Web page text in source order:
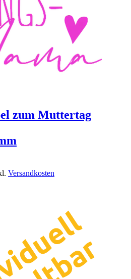
zum Muttertag
Versandkosten